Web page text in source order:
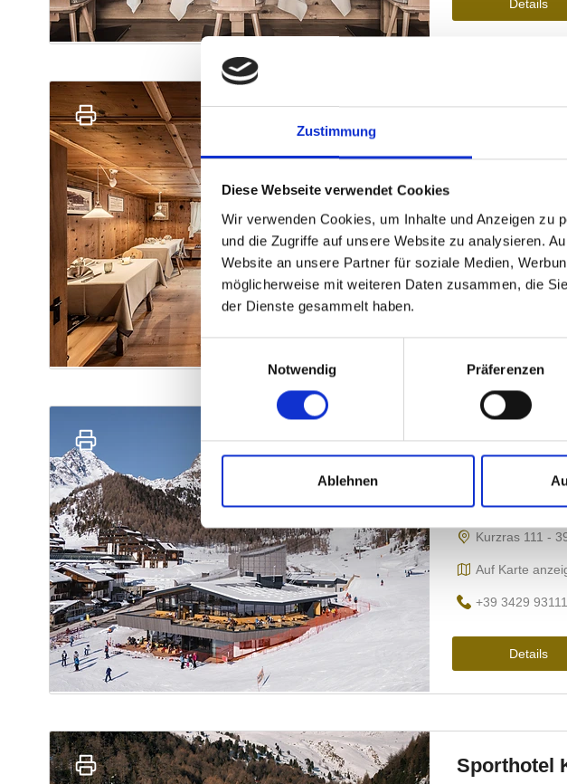
Zustimmung
Diese Webseite verwendet Cookies
Wir verwenden Cookies, um Inhalte und Anzeigen zu
und die Zugriffe auf unsere Website zu analysieren.
Website an unsere Partner für soziale Medien,
möglicherweise mit weiteren Daten zusammen, die
der Dienste gesammelt haben.
Notwendig
Präferenzen
Ablehnen